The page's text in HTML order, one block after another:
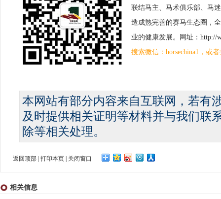
联结马主、马术俱乐部、马
造成熟完善的赛马生态圈，
业的健康发展。网址：http://
搜索微信：horsechina1，或
本网站有部分内容来自互联网，若有
及时提供相关证明等材料并与我们联
除等相关处理。
返回顶部 打印本页 关闭窗口
相关信息